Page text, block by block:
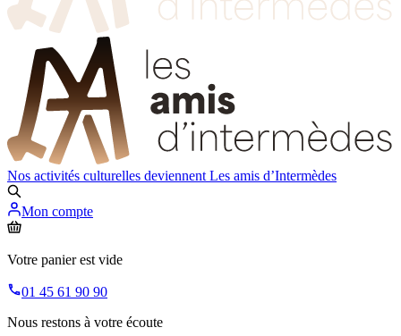
Nos activités culturelles deviennent Les amis d’Intermèdes
Mon compte
Votre panier est vide
01 45 61 90 90
Nous restons à votre écoute